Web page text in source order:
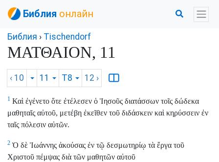
Библия онлайн
Библия › Tischendorf
ΜΑΤΘΑΙΟΝ, 11
‹ 10 11 T8 12 ›
1 Καὶ ἐγένετο ὅτε ἐτέλεσεν ὁ Ἰησοῦς διατάσσων τοῖς δώδεκα
μαθηταῖς αὐτοῦ, μετέβη ἐκεῖθεν τοῦ διδάσκειν καὶ κηρύσσειν ἐν
ταῖς πόλεσιν αὐτῶν.
2 Ὁ δὲ Ἰωάννης ἀκούσας ἐν τῷ δεσμωτηρίῳ τὰ ἔργα τοῦ
Χριστοῦ πέμψας διὰ τῶν μαθητῶν αὐτοῦ